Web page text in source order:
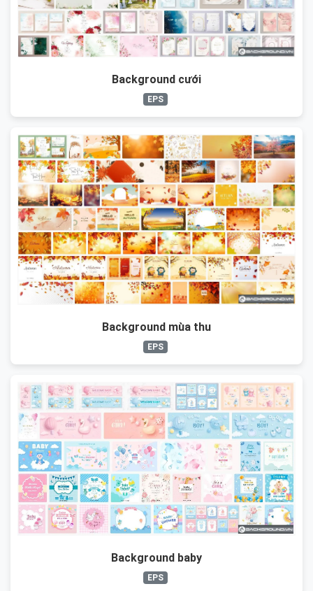
Background cưới
EPS
Background mùa thu
EPS
Background baby
EPS